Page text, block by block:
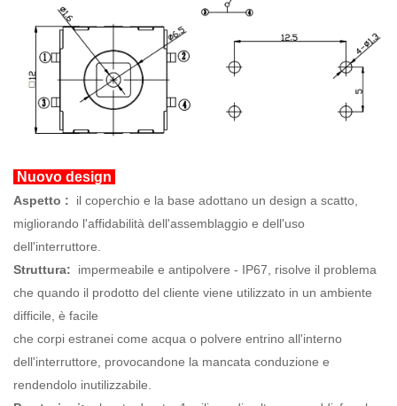
Nuovo design
Aspetto :
il coperchio e la base adottano un design a scatto,
migliorando l'affidabilità dell'assemblaggio e dell'uso
dell'interruttore.
Struttura: impermeabile e antipolvere - IP67, risolve il problema
che quando il prodotto del cliente viene utilizzato in un ambiente
difficile, è facile
che corpi estranei come acqua o polvere entrino all'interno
dell'interruttore, provocandone la mancata conduzione e
rendendolo inutilizzabile.